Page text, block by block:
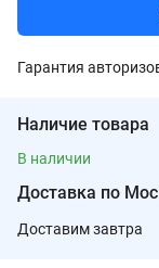
Гарантия
Наличие товара
В наличии
Доставка по
Доставим завтра